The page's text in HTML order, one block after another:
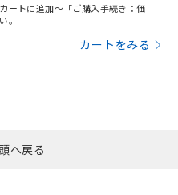
ートに追加～「ご購入手続き：価
。
カートをみる
へ戻る